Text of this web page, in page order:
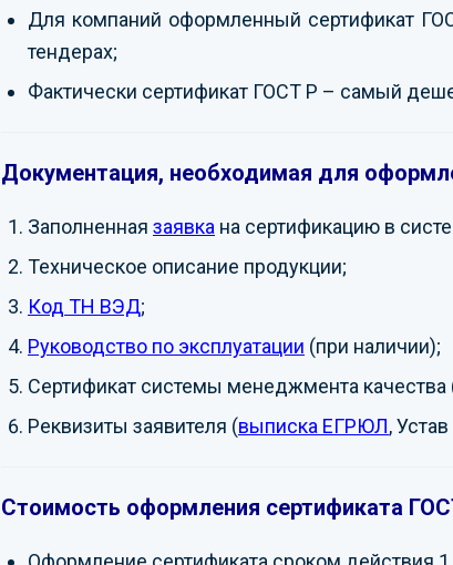
Для компаний оформленный сертификат
тендерах;
Фактически сертификат ГОСТ Р – самый
Документация, необходимая для
Заполненная заявка на сертификацию в
Техническое описание продукции;
Код ТН ВЭД;
Руководство по эксплуатации (при наличии);
Сертификат системы менеджмента качества
Реквизиты заявителя (выписка ЕГРЮЛ,
Стоимость оформления сертификата